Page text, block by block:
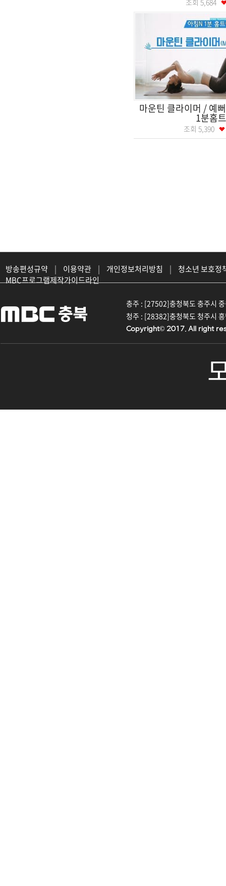
조회 5,684
마운틴 클라이머 / 예
1분홈트
조회 5,390
방송편성규약 | 이용약관 | 개인정보처리방침 |
청소년 보호정
MBC프로그램제작가이드라인
충주 : [27502]충청북도 충주시
청주 : [28382]충청북도 청주시
Copyright© 2017. All right